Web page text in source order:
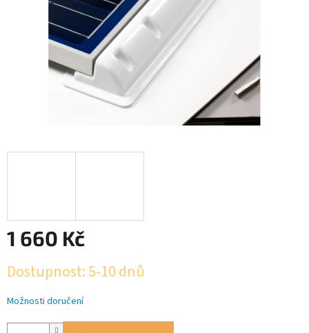
1 660 Kč
cena:
Dostupnost: 5-10 dnů
Možnosti doručení